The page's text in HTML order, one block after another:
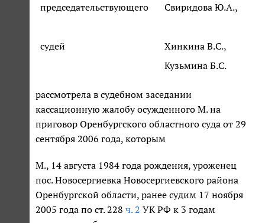
председательствующего Свиридова Ю.А.,
судей
Хинкина В.С.,
Кузьмина Б.С.
рассмотрела в судебном заседании
кассационную жалобу осужденного М. на
приговор Оренбургского областного суда от 29
сентября 2006 года, которым
М., 14 августа 1984 года рождения, уроженец
пос. Новосергиевка Новосергиевского района
Оренбургской области, ранее судим 17 ноября
2005 года по ст. 228 ч. 2 УК РФ к 3 годам